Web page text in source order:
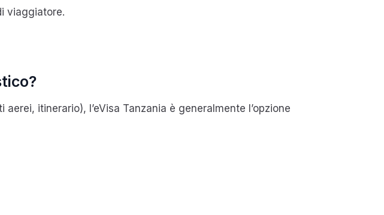
viaggiatore.
itinerario), l’eVisa Tanzania è generalmente l’opzione